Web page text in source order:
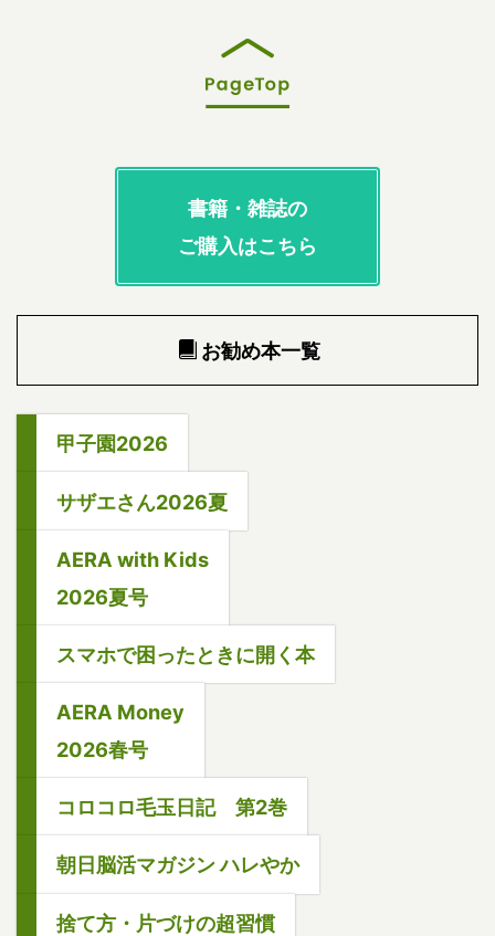
書籍・雑誌の
ご購入はこちら
お勧め本一覧
甲子園2026
サザエさん2026夏
AERA with Kids
2026夏号
スマホで困ったときに開く本
AERA Money
2026春号
コロコロ毛玉日記 第2巻
朝日脳活マガジン ハレやか
捨て方・片づけの超習慣